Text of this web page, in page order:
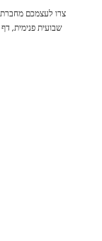
צרו לעצמכם מחברת
שבועית פנימית,